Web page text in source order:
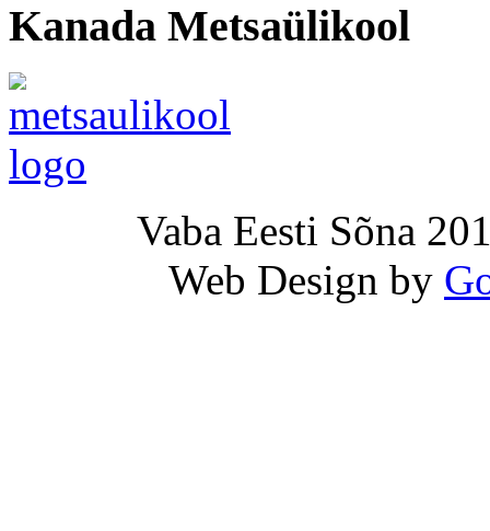
Kanada Metsaülikool
Vaba Eesti Sõna
Web Design by